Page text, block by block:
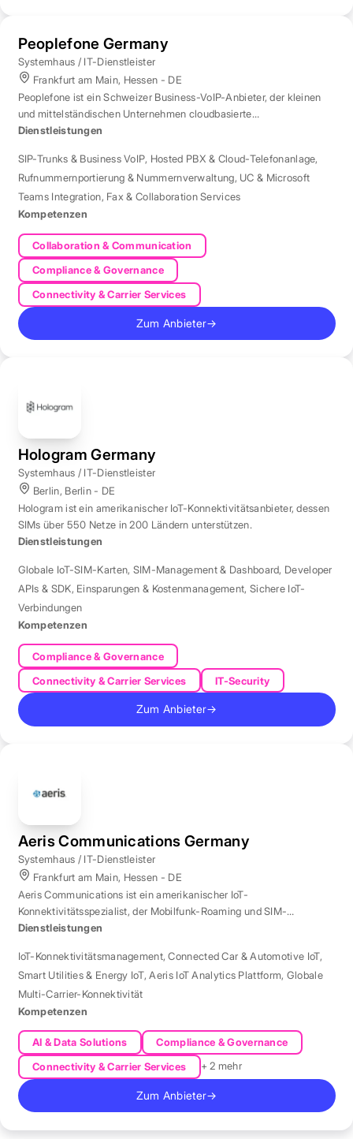
Peoplefone Germany
Systemhaus / IT-Dienstleister
Frankfurt am Main, Hessen - DE
Peoplefone ist ein Schweizer Business-VoIP-Anbieter, der kleinen
und mittelständischen Unternehmen cloudbasierte
Telefonielösungen bietet.
Dienstleistungen
SIP-Trunks & Business VoIP, Hosted PBX & Cloud-Telefonanlage,
Rufnummernportierung & Nummernverwaltung, UC & Microsoft
Teams Integration, Fax & Collaboration Services
Kompetenzen
Collaboration & Communication
Compliance & Governance
Connectivity & Carrier Services
Zum Anbieter→
Hologram Germany
Systemhaus / IT-Dienstleister
Berlin, Berlin - DE
Hologram ist ein amerikanischer IoT-Konnektivitätsanbieter, dessen
SIMs über 550 Netze in 200 Ländern unterstützen.
Dienstleistungen
Globale IoT-SIM-Karten, SIM-Management & Dashboard, Developer
APIs & SDK, Einsparungen & Kostenmanagement, Sichere IoT-
Verbindungen
Kompetenzen
Compliance & Governance
Connectivity & Carrier Services
IT-Security
Zum Anbieter→
Aeris Communications Germany
Systemhaus / IT-Dienstleister
Frankfurt am Main, Hessen - DE
Aeris Communications ist ein amerikanischer IoT-
Konnektivitätsspezialist, der Mobilfunk-Roaming und SIM-
Management in über 190 Ländern verwaltet.
Dienstleistungen
IoT-Konnektivitätsmanagement,Connected Car & Automotive IoT,
Smart Utilities & Energy IoT,Aeris IoT Analytics Plattform, Globale
Multi-Carrier-Konnektivität
Kompetenzen
AI & Data Solutions
Compliance & Governance
Connectivity & Carrier Services
+ 2 mehr
Zum Anbieter→